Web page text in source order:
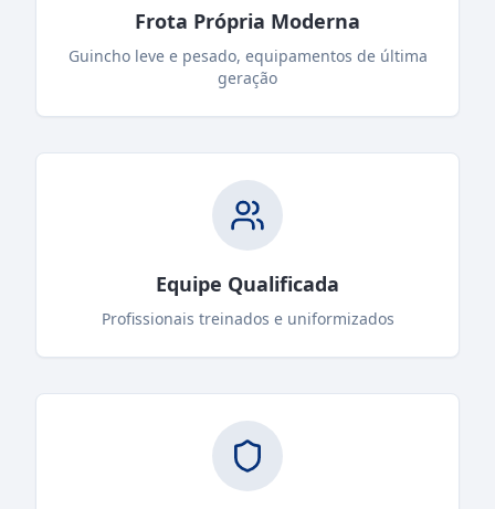
Frota Própria Moderna
Guincho leve e pesado, equipamentos de última
geração
Equipe Qualificada
Profissionais treinados e uniformizados